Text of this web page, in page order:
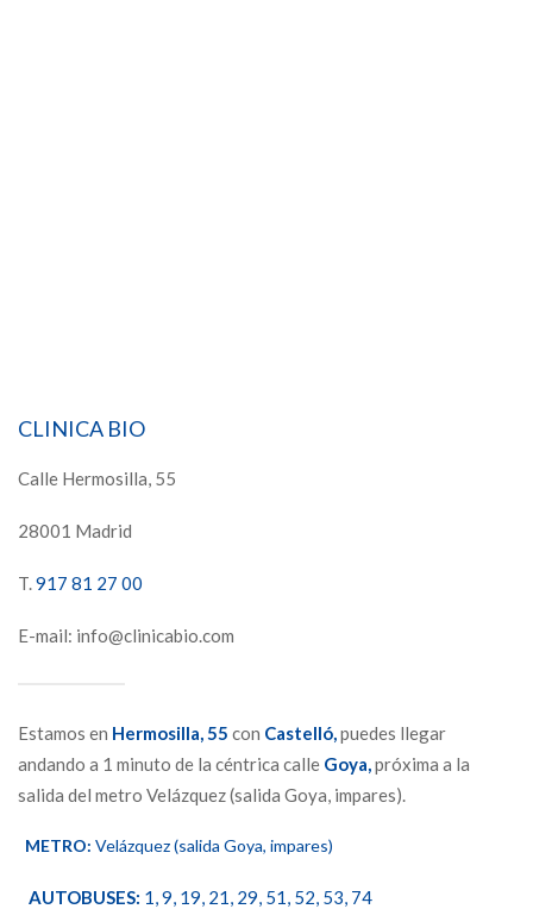
CLINICA BIO
Calle Hermosilla, 55
28001 Madrid
T.917 81 27 00
E-mail: info@clinicabio.com
Estamos en Hermosilla,55 con Castelló,puedes llegar
andando a 1 minuto de la céntrica calle Goya,próxima a la
salida del metro Velázquez (salida Goya, impares).
METRO: Velázquez (salida Goya, impares)
AUTOBUSES: 1, 9, 19, 21, 29, 51, 52, 53, 74